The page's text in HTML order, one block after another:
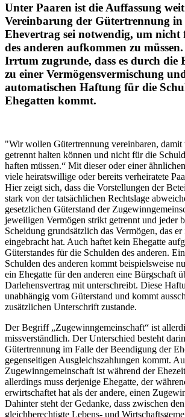
Unter Paaren ist die Auffassung
Vereinbarung der Gütertrennung in
Ehevertrag sei notwendig, um nicht
des anderen aufkommen zu
Irrtum zugrunde, dass es durch die
zu einer Vermögensvermischung
automatischen Haftung für die
Ehegatten kommt.
"Wir wollen Gütertrennung vereinbaren, damit
getrennt halten können und nicht für die
haften müssen.“ Mit dieser oder einer
viele heiratswillige oder bereits verheiratete
Hier zeigt sich, dass die Vorstellungen der
stark von der tatsächlichen Rechtslage
gesetzlichen Güterstand der
jeweiligen Vermögen strikt getrennt und jeder
Scheidung grundsätzlich das Vermögen, das
eingebracht hat. Auch haftet kein Ehegatte
Güterstandes für die Schulden des anderen.
Schulden des anderen kommt beispielsweise
ein Ehegatte für den anderen eine Bürgschaft
Darlehensvertrag mit unterschreibt. Diese
unabhängig vom Güterstand und kommt
zusätzlichen Unterschrift zustande.
Der Begriff „Zugewinngemeinschaft“ ist
missverständlich. Der Unterschied besteht
Gütertrennung im Falle der Beendigung der
gegenseitigen Ausgleichszahlungen kommt.
Zugewinngemeinschaft ist während der
allerdings muss derjenige Ehegatte, der
erwirtschaftet hat als der andere, einen
Dahinter steht der Gedanke, dass zwischen
gleichberechtigte Lebens- und